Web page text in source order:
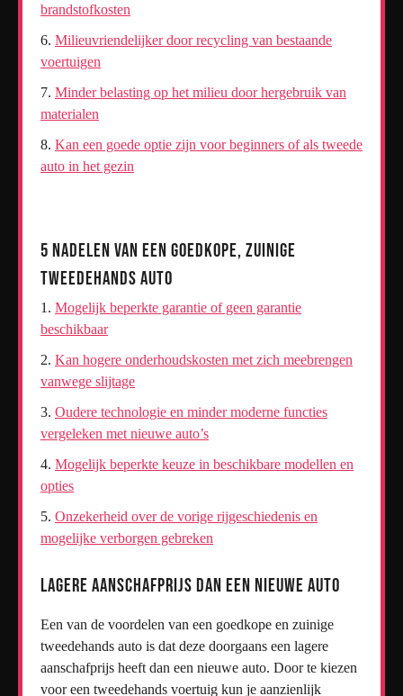
brandstofkosten
Milieuvriendelijker door recycling van bestaande
voertuigen
Minder belasting op het milieu door hergebruik van
materialen
Kan een goede optie zijn voor beginners of als tweede
auto in het gezin
5 Nadelen van een Goedkope, Zuinige
Tweedehands Auto
Mogelijk beperkte garantie of geen garantie
beschikbaar
Kan hogere onderhoudskosten met zich meebrengen
vanwege slijtage
Oudere technologie en minder moderne functies
vergeleken met nieuwe auto’s
Mogelijk beperkte keuze in beschikbare modellen en
opties
Onzekerheid over de vorige rijgeschiedenis en
mogelijke verborgen gebreken
Lagere aanschafprijs dan een nieuwe auto
Een van de voordelen van een goedkope en zuinige
tweedehands auto is dat deze doorgaans een lagere
aanschafprijs heeft dan een nieuwe auto. Door te kiezen
voor een tweedehands voertuig kun je aanzienlijk